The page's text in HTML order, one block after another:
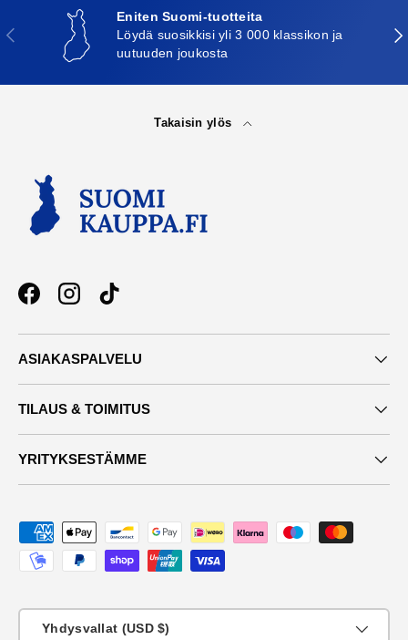
Edellinen
Eniten Suomi-tuotteita
Löydä suosikkisi yli 3 000 klassikon ja
uutuuden joukosta
Takaisin ylös
FacebookInstagramTikTok
ASIAKASPALVELU
TILAUS & TOIMITUS
YRITYKSESTÄMME
Maksutavat
Yhdysvallat (USD $)